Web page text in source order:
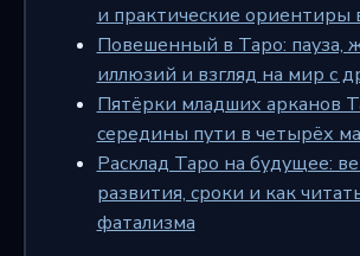
и практические ориентиры
Повешенный в Таро: пауза,
иллюзий и взгляд на мир с
Пятёрки младших арканов
середины пути в четырёх
Расклад Таро на будущее:
развития, сроки и как
фатализма